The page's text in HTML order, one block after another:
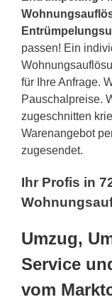
passen! Ein
für Ihre Anfrage.
Pauschalpreise.
zugeschnitten
Warenangebot
zugesendet.
Ihr Profis in
Umzug,
Service
vom